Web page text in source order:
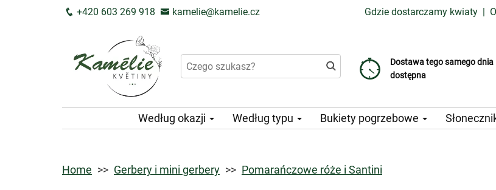
+420 603 269 918 kamelie@kamelie.cz Gdzie dostarczamy kwiaty |
Dostawa tego samego dnia
dostępna
Koszt dostawy już od 99 CZK
Wybierz datę dostawy
Według okazji Według typu Bukiety pogrzebowe
Home Gerbery i mini gerbery Pomarańczowe róże i Santini